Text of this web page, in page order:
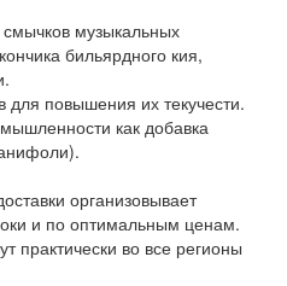
музыкальных
бильярдного кия,
для повышения их текучести.
как добавка
организовывает
и по оптимальным ценам.
практически во все регионы